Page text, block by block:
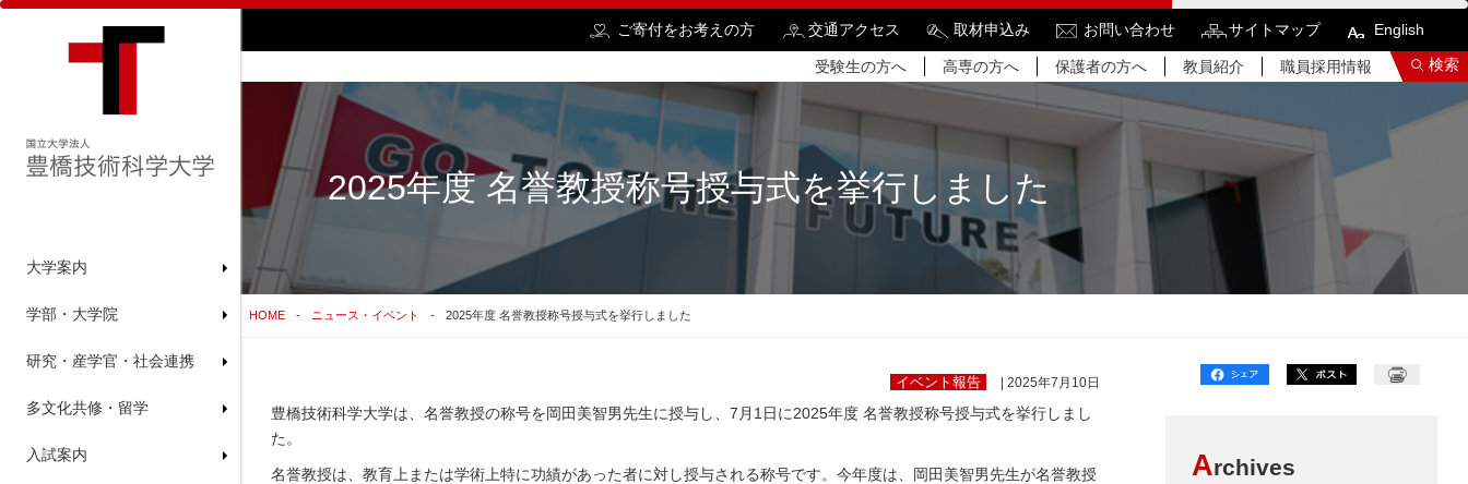
大学案内
学部・大学院
研究・産学官・社会連携
多文化共修・留学
入試案内
ご寄付をお考えの方 交通アクセス 取材申込み お問い合わせ サイトマップ English
受験生の方へ 高専の方へ 保護者の方へ 教員紹介 職員採用情報 検索
検索結果をもっと見る
2025年度 名誉教授称号授与式を挙行しました
HOME ニュース・イベント 2025年度 名誉教授称号授与式を挙行しました
イベント報告 | 2025年7月10日
豊橋技術科学大学は、名誉教授の称号を岡田美智男先生に授与し、7月1日に2025年度 名誉教授称号授与式を挙行しまし
た。
名誉教授は、教育上または学術上特に功績があった者に対し授与される称号です。今年度は、岡田美智男先生が名誉教授
Archives